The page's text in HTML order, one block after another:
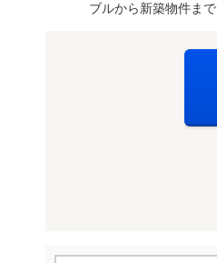
ブルから新築物件ま